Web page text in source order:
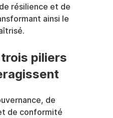
résilience et de
ainsi le
piliers
de
de conformité